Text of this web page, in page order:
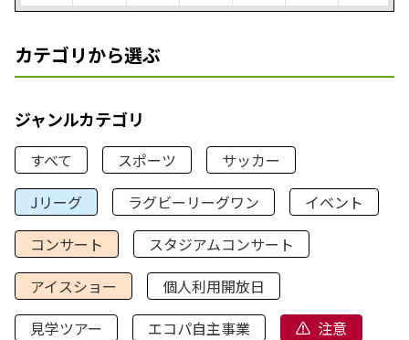
カテゴリから選ぶ
ジャンルカテゴリ
すべて スポーツ
サッカー
Jリーグ
ラグビーリーグワン
イベント
コンサート
スタジアムコンサート
アイスショー
個人利用開放日
見学ツアー
エコパ自主事業
注意